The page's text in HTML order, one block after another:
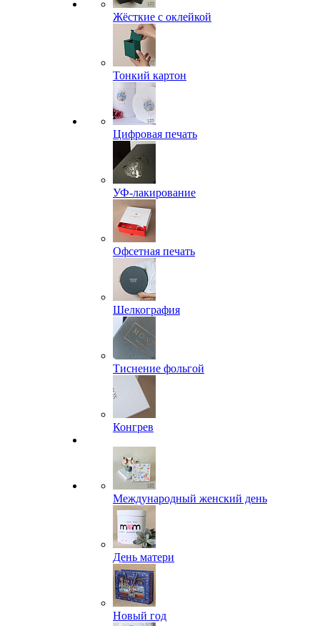
Жёсткие с оклейкой
Тонкий картон
Цифровая печать
УФ-лакирование
Офсетная печать
Шелкография
Тиснение фольгой
Конгрев
Международный женский день
День матери
Новый год